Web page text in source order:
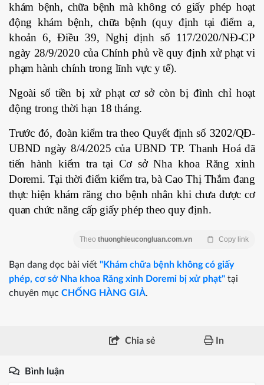
khám bệnh, chữa bệnh mà không có giấy phép hoạt
động khám bệnh, chữa bệnh (quy định tại điểm a,
khoản 6, Điều 39, Nghị định số 117/2020/NĐ-CP
ngày 28/9/2020 của Chính phủ về quy định xử phạt vi
phạm hành chính trong lĩnh vực y tế).
Ngoài số tiền bị xử phạt cơ sở còn bị đình chỉ hoạt
động trong thời hạn 18 tháng.
Trước đó, đoàn kiểm tra theo Quyết định số 3202/QĐ-
UBND ngày 8/4/2025 của UBND TP. Thanh Hoá đã
tiến hành kiểm tra tại Cơ sở Nha khoa Răng xinh
Doremi. Tại thời điểm kiểm tra, bà Cao Thị Thắm đang
thực hiện khám răng cho bệnh nhân khi chưa được cơ
quan chức năng cấp giấy phép theo quy định.
Theo thuonghieucongluan.com.vn Copy link
Bạn đang đọc bài viết "Khám chữa bệnh không có giấy
phép, cơ sở Nha khoa Răng xinh Doremi bị xử phạt" tại
chuyên mục CHỐNG HÀNG GIẢ.
Chia sẻ In
Bình luận